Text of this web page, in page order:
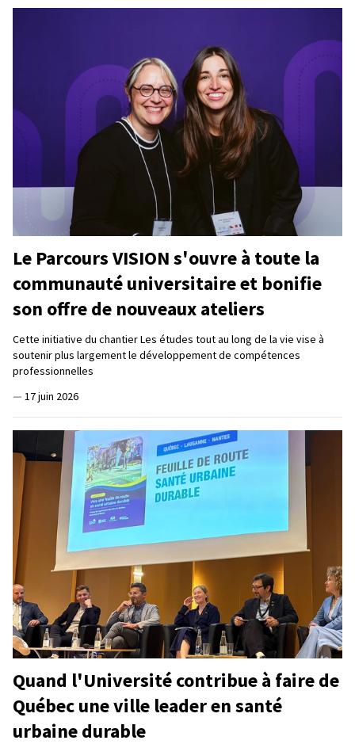
Le Parcours VISION s'ouvre à toute la
communauté universitaire et bonifie
son offre de nouveaux ateliers
Cette initiative du chantier Les études tout au long de la vie vise à
soutenir plus largement le développement de compétences
professionnelles
— 17 juin 2026
Quand l'Université contribue à faire de
Québec une ville leader en santé
urbaine durable